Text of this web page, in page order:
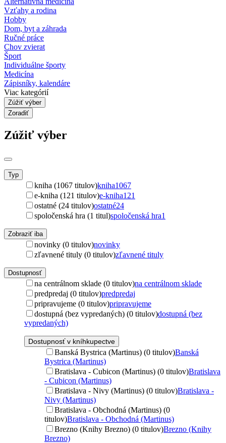
Vzťahy a rodina
Hobby
Dom, byt a záhrada
Ručné práce
Chov zvierat
Šport
Individuálne športy
Medicína
Zápisníky, kalendáre
Viac kategórií
Zúžiť výber
Zoradiť
Zúžiť výber
Typ
kniha (1067 titulov)kniha1067
e-kniha (121 titulov)e-kniha121
ostatné (24 titulov)ostatné24
spoločenská hra (1 titul)spoločenská hra1
Zobraziť iba
novinky (0 titulov)novinky
zľavnené tituly (0 titulov)zľavnené tituly
Dostupnosť
na centrálnom sklade (0 titulov)na centrálnom sklade
predpredaj (0 titulov)predpredaj
pripravujeme (0 titulov)pripravujeme
dostupná (bez vypredaných) (0 titulov)dostupná (bez
vypredaných)
Dostupnosť v kníhkupectve
Banská Bystrica (Martinus) (0 titulov)Banská
Bystrica (Martinus)
Bratislava - Cubicon (Martinus) (0 titulov)Bratislava
- Cubicon (Martinus)
Bratislava - Nivy (Martinus) (0 titulov)Bratislava -
Nivy (Martinus)
Bratislava - Obchodná (Martinus) (0
titulov)Bratislava - Obchodná (Martinus)
Brezno (Knihy Brezno) (0 titulov)Brezno (Knihy
Brezno)